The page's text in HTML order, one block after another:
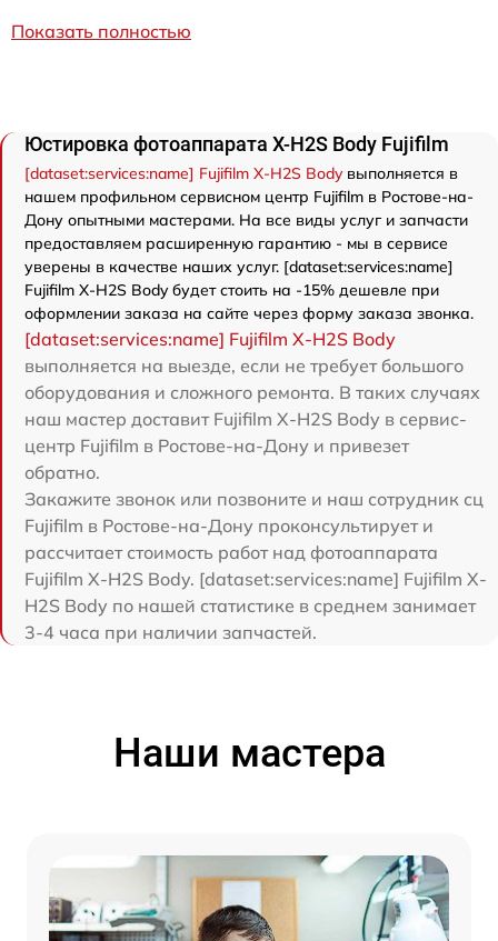
Показать полностью
Юстировка фотоаппарата X-H2S Body Fujifilm
[dataset:services:name] Fujifilm X-H2S Bodyвыполняется в
нашем профильном сервисном центр Fujifilm в Ростове-на-
Дону опытными мастерами. На все виды услуг и запчасти
предоставляем расширенную гарантию - мы в сервисе
уверены в качестве наших услуг. [dataset:services:name]
Fujifilm X-H2S Body будет стоить на -15% дешевле при
оформлении заказа на сайте через форму заказа звонка.
[dataset:services:name] Fujifilm X-H2S Body
выполняется на выезде, если не требует большого
оборудования и сложного ремонта. В таких случаях
наш мастер доставит Fujifilm X-H2S Body в сервис-
центр Fujifilm в Ростове-на-Дону и привезет
обратно.
Закажите звонок или позвоните и наш сотрудник сц
Fujifilm в Ростове-на-Дону проконсультирует и
рассчитает стоимость работ над фотоаппарата
Fujifilm X-H2S Body. [dataset:services:name] Fujifilm X-
H2S Body по нашей статистике в среднем занимает
3-4 часа при наличии запчастей.
Наши мастера